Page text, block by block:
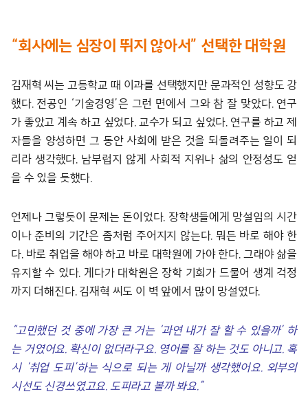
“회사에는 심장이 뛰지 않아서” 선택한 대학원
김재혁 씨는 고등학교 때 이과를 선택했지만 문과적인 성향도 강
했다. 전공인 ‘기술경영’은 그런 면에서 그와 참 잘 맞았다. 연구
가 좋았고 계속 하고 싶었다. 교수가 되고 싶었다. 연구를 하고 제
자들을 양성하면 그 동안 사회에 받은 것을 되돌려주는 일이 되
리라 생각했다. 남부럽지 않게 사회적 지위나 삶의 안정성도 얻
을 수 있을 듯했다.
언제나 그렇듯이 문제는 돈이었다. 장학생들에게 망설임의 시간
이나 준비의 기간은 좀처럼 주어지지 않는다. 뭐든 바로 해야 한
다. 바로 취업을 해야 하고 바로 대학원에 가야 한다. 그래야 삶을
유지할 수 있다. 게다가 대학원은 장학 기회가 드물어 생계 걱정
까지 더해진다. 김재혁 씨도 이 벽 앞에서 많이 망설였다.
“고민했던 것 중에 가장 큰 거는 ‘과연 내가 잘 할 수 있을까’ 하
는 거였어요. 확신이 없더라구요. 영어를 잘 하는 것도 아니고. 혹
시 ‘취업 도피’하는 식으로 되는 게 아닐까 생각했어요. 외부의
시선도 신경쓰였고요. 도피라고 볼까 봐요.”